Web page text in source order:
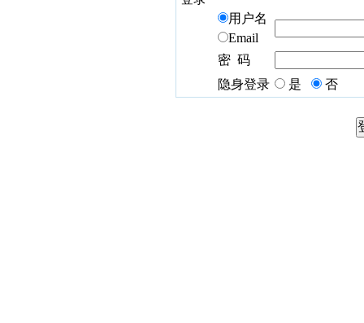
用户名
Email
密 码
隐身登录
是 否